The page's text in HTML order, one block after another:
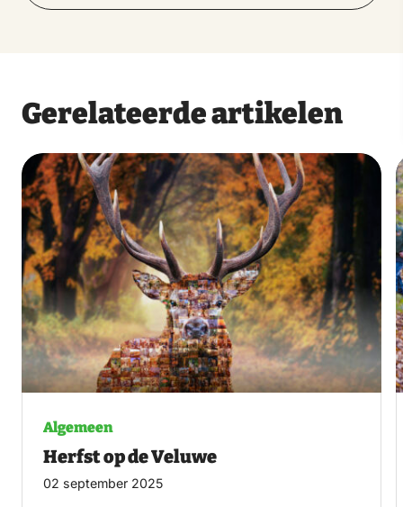
Gerelateerde artikelen
Algemeen
Herfst op de Veluwe
02 september 2025